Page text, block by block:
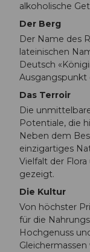
© Kräuterhotel Edelweiss
alkoholische
Der Berg
Der Name des
lateinischen
Deutsch
Ausgangspunkt
Das Terroir
Die
Potentiale, die
Neben dem
einzigartiges
Vielfalt der
gezeigt.
Die Kultur
Von höchster
für die
Hochgenuss